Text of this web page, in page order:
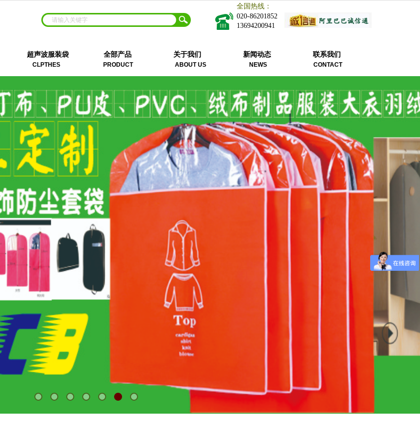
全国热线：
020-86201852
13694200941
超声波服装袋 全部产品 关于我们 新闻动态 联系我们
CONTACT
NEWS
PRODUCT
CLPTHES ABOUT US